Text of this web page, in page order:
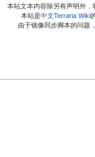
本站文本内容除另有声明外
本站是中文Terraria Wiki
由于镜像同步脚本的问题